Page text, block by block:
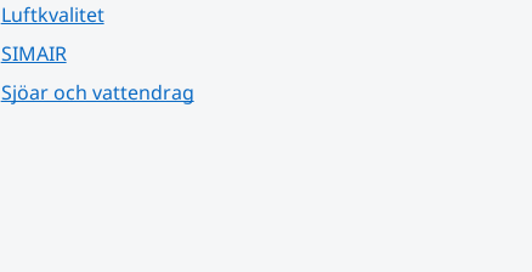
Luftkvalitet
SIMAIR
Sjöar och vattendrag